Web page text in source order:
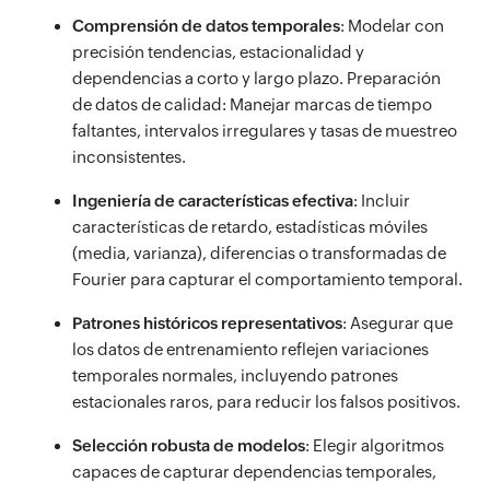
Comprensión de datos temporales: Modelar con
precisión tendencias, estacionalidad y
dependencias a corto y largo plazo. Preparación
de datos de calidad: Manejar marcas de tiempo
faltantes, intervalos irregulares y tasas de muestreo
inconsistentes.
Ingeniería de características efectiva: Incluir
características de retardo, estadísticas móviles
(media, varianza), diferencias o transformadas de
Fourier para capturar el comportamiento temporal.
Patrones históricos representativos: Asegurar que
los datos de entrenamiento reflejen variaciones
temporales normales, incluyendo patrones
estacionales raros, para reducir los falsos positivos.
Selección robusta de modelos: Elegir algoritmos
capaces de capturar dependencias temporales,